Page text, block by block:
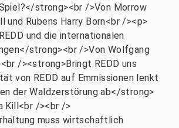
strong><br />Von Morrow
und Rubens Harry Born<br /><p>
und die internationalen
strong><br />Von Wolfgang
/><strong>Bringt REDD uns
von REDD auf Emmissionen lenkt
der Waldzerstörung ab</strong>
Kill<br /><br />
muss wirtschaftlich